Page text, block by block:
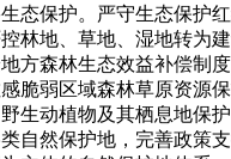
生态保护。严守生态保护
林地、草地、湿地转为
方森林生态效益补偿制
脆弱区域森林草原资源
生动植物及其栖息地保
自然保护地，完善政策